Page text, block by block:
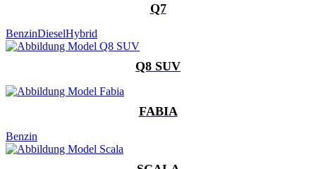
Q7
BenzinDieselHybrid
Q8 SUV
FABIA
Benzin